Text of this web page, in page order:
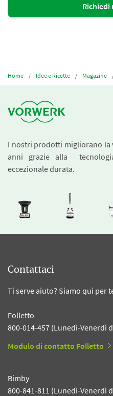
Richiedi
Home Idee e Ricette Magazine
I nostri prodotti migliorano la
anni grazie alla
eccezionale durata.
Contattaci
Ti serve aiuto? Siamo qui per
Folletto
800-014-457 (Lunedì-Venerdì
Modulo di contatto Folletto
Bimby
800-841-811 (Lunedì-Venerdì